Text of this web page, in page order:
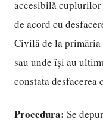
accesibilă
de acord cu
Civilă de la
sau unde își au
constata desfacerea
Procedura: Se